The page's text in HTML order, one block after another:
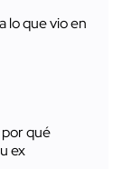
lo que vio en
qué
ex